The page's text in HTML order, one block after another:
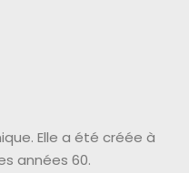
Elle a été créée à
années 60.